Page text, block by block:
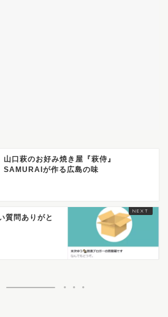
山口萩のお好み焼き屋『萩侍』
SAMURAIが作る広島の味
質問ありがと